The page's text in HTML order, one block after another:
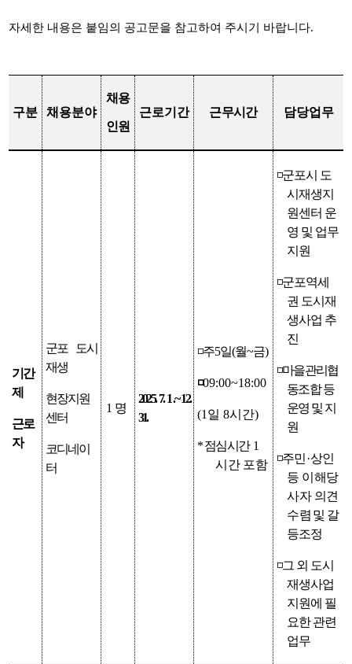
자세한 내용은 붙임의 공고문을 참고하여 주시기 바랍니다.
구분 채용분야
채용
인원
근로기간 근무시간 담당업무
기간
제
근로
자
군포 도시
재생
현장지원
센터
코디네이
터
1 명
2025. 7. 1 .~ 12.
31.
◽주5일(월~금)
◽09:00~18:00
(1 일 8시간)
*점심시간 1
시간 포함
◽군포시 도
시재생지
원센터 운
영 및 업무
지원
◽군포역세
권 도시재
생사업 추
진
◽마을관리협
동조합 등
운영 및 지
원
◽주민·상인
등 이해당
사자 의견
수렴 및 갈
등조정
◽그 외 도시
재생사업
지원에 필
요한 관련
업무